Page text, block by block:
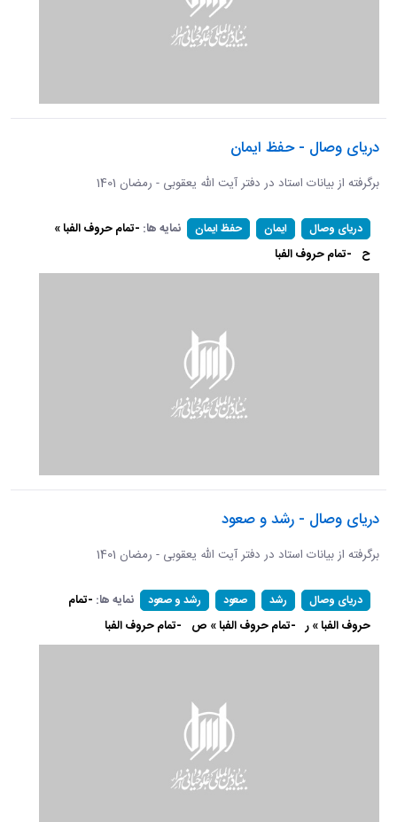
دریای وصال - حفظ ایمان
برگرفته از بیانات استاد در دفتر آیت الله یعقوبی - رمضان 1401
دریای وصال ایمان حفظ ایمان نمایه ها: -تمام حروف الفبا »
ح -تمام حروف الفبا
دریای وصال - رشد و صعود
برگرفته از بیانات استاد در دفتر آیت الله یعقوبی - رمضان 1401
دریای وصال رشد صعود رشد و صعود نمایه ها: -تمام
حروف الفبا » ر -تمام حروف الفبا » ص -تمام حروف الفبا